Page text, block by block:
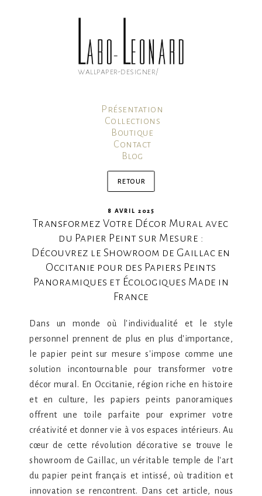
wallpaper-designer/
Présentation
Collections
Boutique
Contact
Blog
Panier
PUBLIÉ
LE
8 AVRIL 2025
Transformez Votre Décor Mural avec
du Papier Peint sur Mesure :
Découvrez le Showroom de Gaillac en
Occitanie pour des Papiers Peints
Panoramiques et Écologiques Made in
France
retour
Dans un monde où l'individualité et le style
personnel prennent de plus en plus d'importance,
le papier peint sur mesure s'impose comme une
solution incontournable pour transformer votre
décor mural. En Occitanie, région riche en histoire
et en culture, les papiers peints panoramiques
offrent une toile parfaite pour exprimer votre
créativité et donner vie à vos espaces intérieurs. Au
cœur de cette révolution décorative se trouve le
showroom de Gaillac, un véritable temple de l'art
du papier peint français et intissé, où tradition et
innovation se rencontrent. Dans cet article, nous